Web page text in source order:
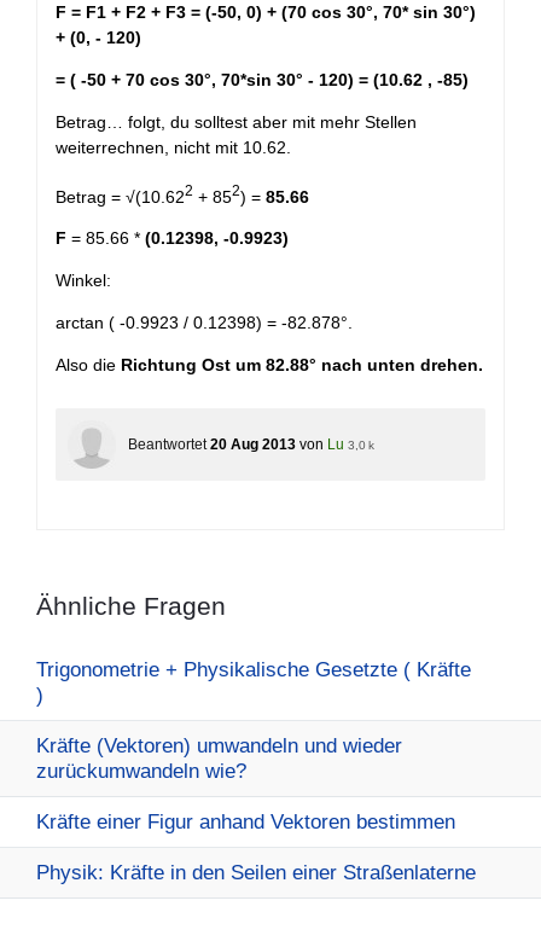
F = F1 + F2 + F3 = (-50, 0) + (70 cos 30°, 70* sin 30°)
+ (0, - 120)
= ( -50 + 70 cos 30°, 70*sin 30° - 120) = (10.62 , -85)
Betrag… folgt, du solltest aber mit mehr Stellen
weiterrechnen, nicht mit 10.62.
Betrag = √(10.622 + 852) = 85.66
F = 85.66 * (0.12398, -0.9923)
Winkel:
arctan ( -0.9923 / 0.12398) = -82.878°.
Also die Richtung Ost um 82.88° nach unten drehen.
Beantwortet 20 Aug 2013 von Lu 3,0 k
Ähnliche Fragen
Trigonometrie + Physikalische Gesetzte ( Kräfte
)
Kräfte (Vektoren) umwandeln und wieder
zurückumwandeln wie?
Kräfte einer Figur anhand Vektoren bestimmen
Physik: Kräfte in den Seilen einer Straßenlaterne